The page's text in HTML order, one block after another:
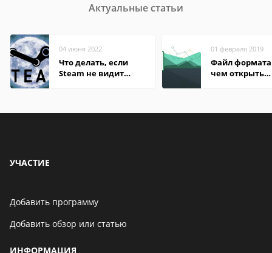
Актуальные статьи
04 июня 2022
Что делать, если
Steam не видит
01 февраля 2019
Файл формата
чем открыть
УЧАСТИЕ
Добавить программу
Добавить обзор или статью
ИНФОРМАЦИЯ